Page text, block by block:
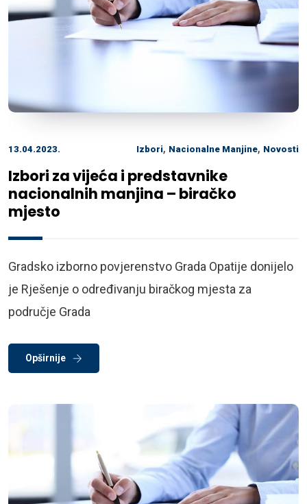
13.04.2023. Izbori, Nacionalne Manjine, Novosti
Izbori za vijeća i predstavnike
nacionalnih manjina – biračko
mjesto
Gradsko izborno povjerenstvo Grada Opatije donijelo
je Rješenje o određivanju biračkog mjesta za
područje Grada
Opširnije